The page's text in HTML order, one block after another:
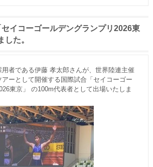
イコーゴールデングランプリ2026東
した。
者である伊藤 孝太郎さんが、世界陸連主催
ーとして開催する国際試合「セイコーゴー
東京」 の100m代表者として出場いたしま